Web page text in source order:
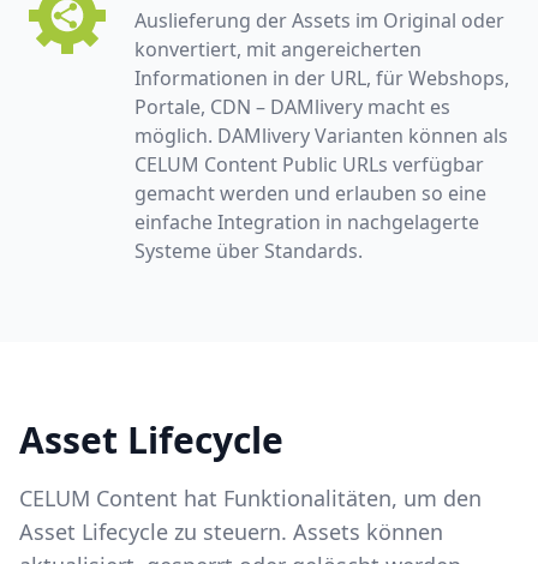
Auslieferung der Assets im Original oder
konvertiert, mit angereicherten
Informationen in der URL, für Webshops,
Portale, CDN – DAMlivery macht es
möglich. DAMlivery Varianten können als
CELUM Content Public URLs verfügbar
gemacht werden und erlauben so eine
einfache Integration in nachgelagerte
Systeme über Standards.
Asset Lifecycle
CELUM Content hat Funktionalitäten, um den
Asset Lifecycle zu steuern. Assets können